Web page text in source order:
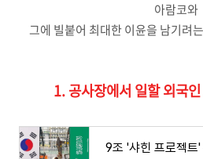
아람코와
그에 빌붙어 최대한 이윤을 남기려
1. 공사장에서 일할 외국